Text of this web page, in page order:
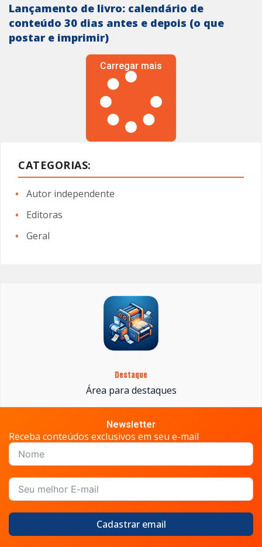
Lançamento de livro: calendário de
conteúdo 30 dias antes e depois (o que
postar e imprimir)
Carregar mais
CATEGORIAS:
Autor independente
Editoras
Geral
Destaque
Área para destaques
Newsletter
Receba conteúdos exclusivos em seu e-mail
Cadastrar email